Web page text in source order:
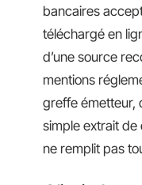
bancaires
téléchargé en
d’une source
mentions
greffe émetteur,
simple extrait de
ne remplit pas